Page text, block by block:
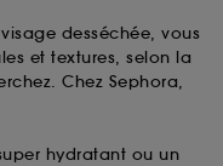
desséchée, vous
et textures, selon la
Chez Sephora,
hydratant ou un